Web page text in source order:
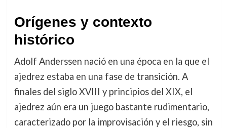
Orígenes y contexto
histórico
Adolf Anderssen nació en una época en la que el
ajedrez estaba en una fase de transición. A
finales del siglo XVIII y principios del XIX, el
ajedrez aún era un juego bastante rudimentario,
caracterizado por la improvisación y el riesgo, sin